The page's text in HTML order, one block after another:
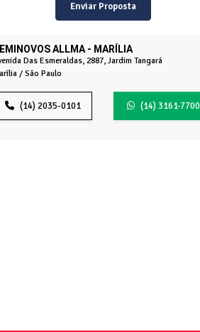
ALLMA - MARÍLIA
Das Esmeraldas, 2887, Jardim Tangará
/ São Paulo
(14) 2035-0101 (14) 3161-7700
Enviar Proposta